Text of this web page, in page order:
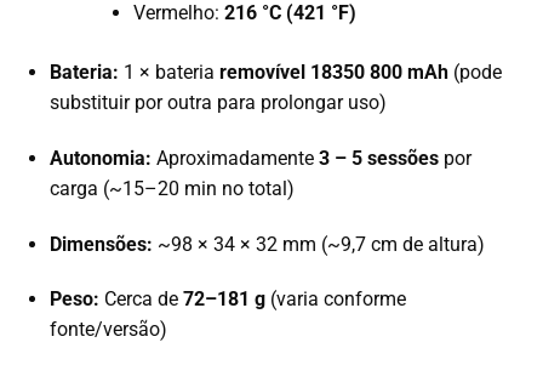
Vermelho: 216 °C (421 °F)
Bateria: 1 × bateria removível 18350 800 mAh(pode
substituir por outra para prolongar uso)
Autonomia: Aproximadamente 3 – 5 sessõespor
carga (~15–20 min no total)
Dimensões: ~98 × 34 × 32 mm (~9,7 cm de altura)
Peso: Cerca de 72–181 g(varia conforme
fonte/versão)